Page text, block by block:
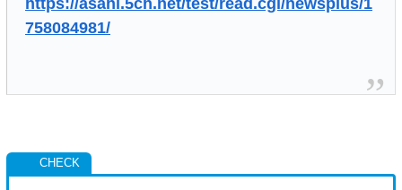
https://asahi.5ch.net/test/read.cgi/newsplus/1
758084981/